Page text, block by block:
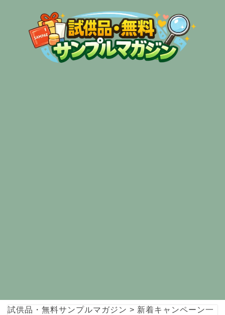
試供品・無料サンプルマガジン > 新着キャンペーン一